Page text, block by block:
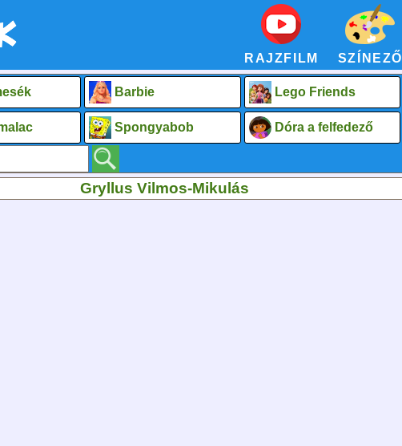
RAJZFILM SZÍNEZŐ
Barbie Lego Friends
Spongyabob Dóra a felfedező
Gryllus Vilmos-Mikulás